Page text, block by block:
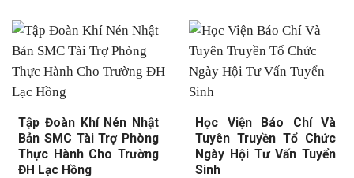
Tập Đoàn Khí Nén Nhật
Bản SMC Tài Trợ Phòng
Thực Hành Cho Trường
ĐH Lạc Hồng
Học Viện Báo Chí Và
Tuyên Truyền Tổ Chức
Ngày Hội Tư Vấn Tuyển
Sinh